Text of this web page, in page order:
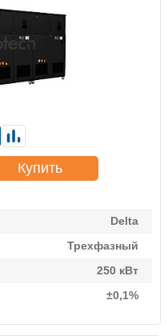
Delta
Трехфазный
250 кВт
±0,1%
Купить